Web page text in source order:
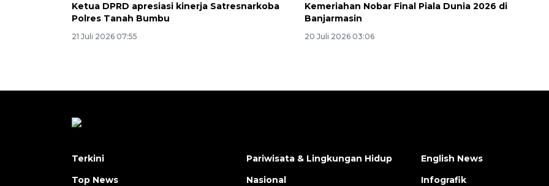
Ketua DPRD apresiasi kinerja Satresnarkoba
Polres Tanah Bumbu
21 Juli 2026 07:55
Kemeriahan Nobar Final Piala Dunia 2026 di
Banjarmasin
20 Juli 2026 03:06
Terkini
Top News
Pariwisata & Lingkungan Hidup
Nasional
English News
Infografik